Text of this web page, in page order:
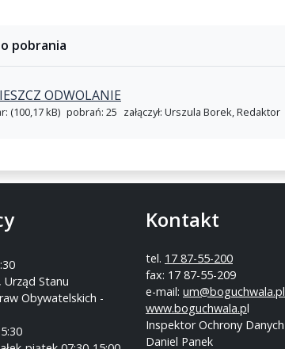
pobrania
ODWOLANIE
(100,17 kB) pobrań: 25 załączył: Urszula Borek, Redaktor
Urząd Stanu
Obywatelskich -
Kontakt
tel. 17 87-55-200
fax: 17 87-55-209
e-mail: um@boguchwala.pl
www.boguchwala.pl
Inspektor Ochrony Danych
Daniel Panek